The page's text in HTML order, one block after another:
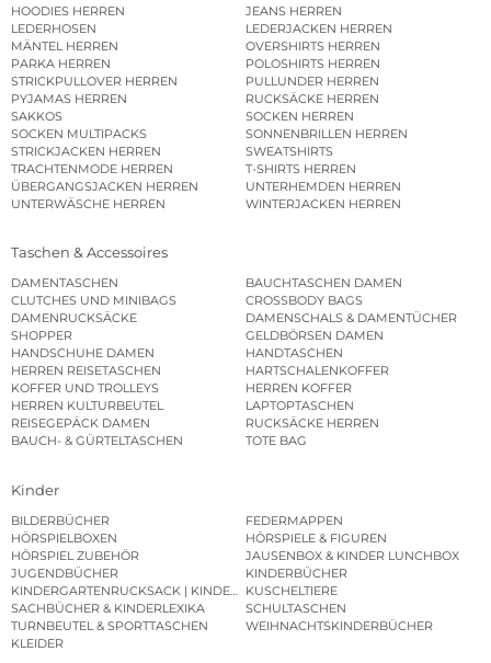
HOODIES HERREN
JEANS HERREN
LEDERHOSEN
LEDERJACKEN HERREN
MÄNTEL HERREN
OVERSHIRTS HERREN
PARKA HERREN
POLOSHIRTS HERREN
STRICKPULLOVER HERREN
PULLUNDER HERREN
PYJAMAS HERREN
RUCKSÄCKE HERREN
SAKKOS
SOCKEN HERREN
SOCKEN MULTIPACKS
SONNENBRILLEN HERREN
STRICKJACKEN HERREN
SWEATSHIRTS
TRACHTENMODE HERREN
T-SHIRTS HERREN
ÜBERGANGSJACKEN HERREN
UNTERHEMDEN HERREN
UNTERWÄSCHE HERREN
WINTERJACKEN HERREN
Taschen & Accessoires
DAMENTASCHEN
BAUCHTASCHEN DAMEN
CLUTCHES UND MINIBAGS
CROSSBODY BAGS
DAMENRUCKSÄCKE
DAMENSCHALS & DAMENTÜCHER
SHOPPER
GELDBÖRSEN DAMEN
HANDSCHUHE DAMEN
HANDTASCHEN
HERREN REISETASCHEN
HARTSCHALENKOFFER
KOFFER UND TROLLEYS
HERREN KOFFER
HERREN KULTURBEUTEL
LAPTOPTASCHEN
REISEGEPÄCK DAMEN
RUCKSÄCKE HERREN
BAUCH- & GÜRTELTASCHEN
TOTE BAG
Kinder
BILDERBÜCHER
FEDERMAPPEN
HÖRSPIELBOXEN
HÖRSPIELE & FIGUREN
HÖRSPIEL ZUBEHÖR
JAUSENBOX & KINDER LUNCHBOX
JUGENDBÜCHER
KINDERBÜCHER
KINDERGARTENRUCKSACK | KINDERGARTENBEUTEL
KUSCHELTIERE
SACHBÜCHER & KINDERLEXIKA
SCHULTASCHEN
TURNBEUTEL & SPORTTASCHEN
WEIHNACHTSKINDERBÜCHER
KLEIDER